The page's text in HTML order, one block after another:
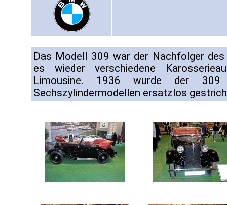
Das Modell 309 war der Nachfolger
es wieder verschiedene
Limousine. 1936 wurde der 309
Sechszylindermodellen ersatzlos